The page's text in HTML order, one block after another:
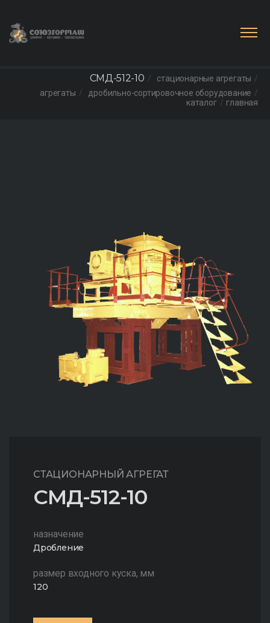
главная
каталог
дробильно-сортировочное оборудование
агрегаты
стационарные агрегаты
СМД-512-10
СТАЦИОНАРНЫЙ АГРЕГАТ
СМД-512-10
назначение
Дробление
размер входного куска, мм
120